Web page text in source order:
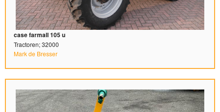
case farmall 105 u
Tractoren; 32000
Mark de Bresser